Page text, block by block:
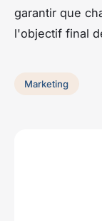
garantir que
l'objectif final
Marketing